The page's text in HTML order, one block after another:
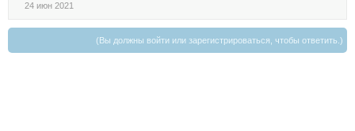
24 июн 2021
(Вы должны войти или зарегистрироваться, чтобы ответить.)